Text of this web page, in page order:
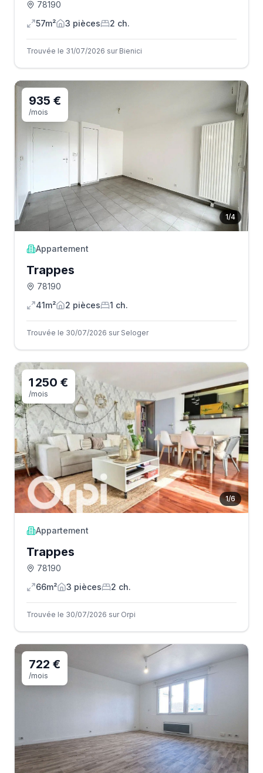
78190
57m²
3 pièces 2 ch.
Trouvée le 31/07/2026 sur Bienici
1/4
935 €
/mois
Appartement
Trappes
78190
41m²
2 pièces 1 ch.
Trouvée le 30/07/2026 sur Seloger
1/6
1 250 €
/mois
Appartement
Trappes
78190
66m²
3 pièces 2 ch.
Trouvée le 30/07/2026 sur Orpi
722 €
/mois